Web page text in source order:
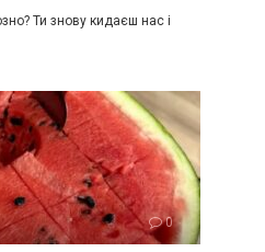
Ти знову кидаєш нас і
0